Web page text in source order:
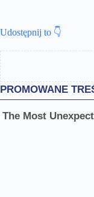
Udostępnij to 👇